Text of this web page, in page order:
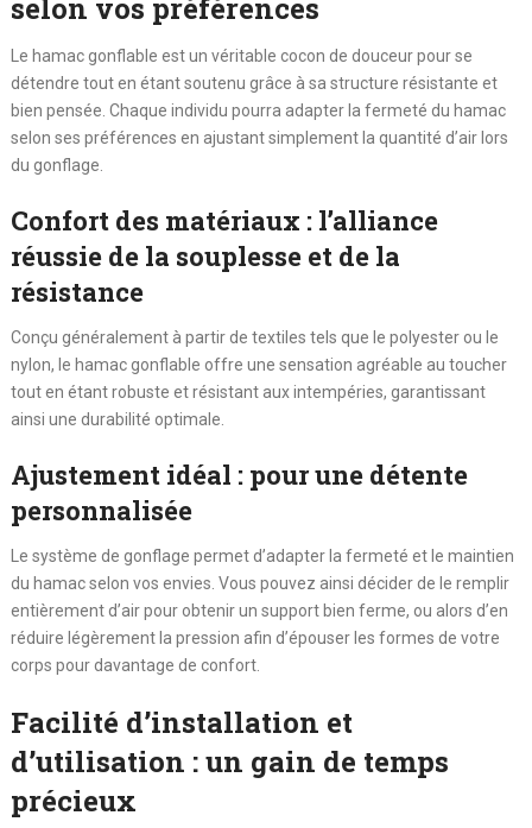
selon vos préférences
Le hamac gonflable est un véritable cocon de douceur pour se
détendre tout en étant soutenu grâce à sa structure résistante et
bien pensée. Chaque individu pourra adapter la fermeté du hamac
selon ses préférences en ajustant simplement la quantité d’air lors
du gonflage.
Confort des matériaux : l’alliance
réussie de la souplesse et de la
résistance
Conçu généralement à partir de textiles tels que le polyester ou le
nylon, le hamac gonflable offre une sensation agréable au toucher
tout en étant robuste et résistant aux intempéries, garantissant
ainsi une durabilité optimale.
Ajustement idéal : pour une détente
personnalisée
Le système de gonflage permet d’adapter la fermeté et le maintien
du hamac selon vos envies. Vous pouvez ainsi décider de le remplir
entièrement d’air pour obtenir un support bien ferme, ou alors d’en
réduire légèrement la pression afin d’épouser les formes de votre
corps pour davantage de confort.
Facilité d’installation et
d’utilisation : un gain de temps
précieux